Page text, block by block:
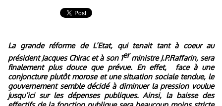
La grande réforme de L’Etat, qui tenait tant à coeur au
président Jacques Chirac et à son 1erministre J.P.Raffarin, sera
finalement plus douce que prévue. En effet,
face à une
conjoncture plutôt morose et une situation sociale tendue, le
gouvernement semble décidé à diminuer la pression voulue
jusqu’ici sur les dépenses publiques. Ainsi, la baisse des